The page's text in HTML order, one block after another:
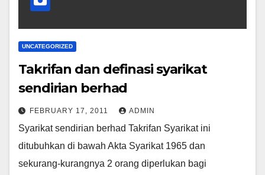
UNCATEGORIZED
Takrifan dan definasi syarikat
sendirian berhad
FEBRUARY 17, 2011 ADMIN
Syarikat sendirian berhad Takrifan Syarikat ini
ditubuhkan di bawah Akta Syarikat 1965 dan
sekurang-kurangnya 2 orang diperlukan bagi